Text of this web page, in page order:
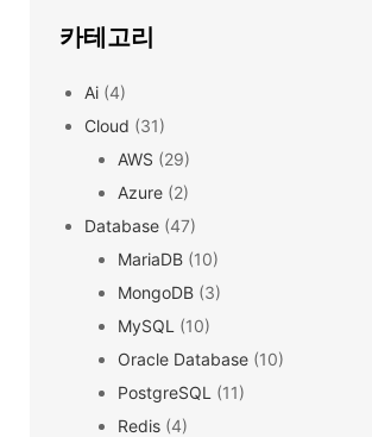
카테고리
Ai (4)
Cloud (31)
AWS (29)
Azure (2)
Database (47)
MariaDB (10)
MongoDB (3)
MySQL (10)
Oracle Database (10)
PostgreSQL (11)
Redis (4)